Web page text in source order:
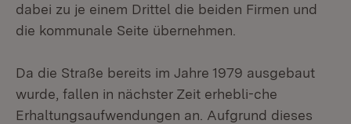
dabei zu je einem Drittel die beiden Firmen und
die kommunale Seite übernehmen.
Da die Straße bereits im Jahre 1979 ausgebaut
wurde, fallen in nächster Zeit erhebli-che
Erhaltungsaufwendungen an. Aufgrund dieses